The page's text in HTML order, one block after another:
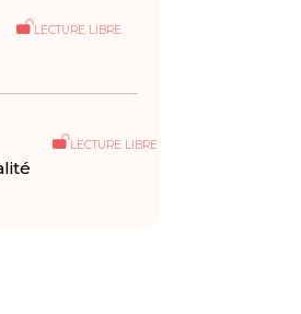
LECTURE LIBRE
LECTURE LIBRE